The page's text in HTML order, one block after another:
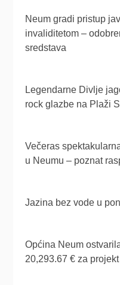
Neum gradi pristup
invaliditetom –
sredstava
Legendarne Divlje
rock glazbe na Plaži
Večeras
u Neumu – poznat
Jazina bez vode u
Općina Neum
20,293.67 € za